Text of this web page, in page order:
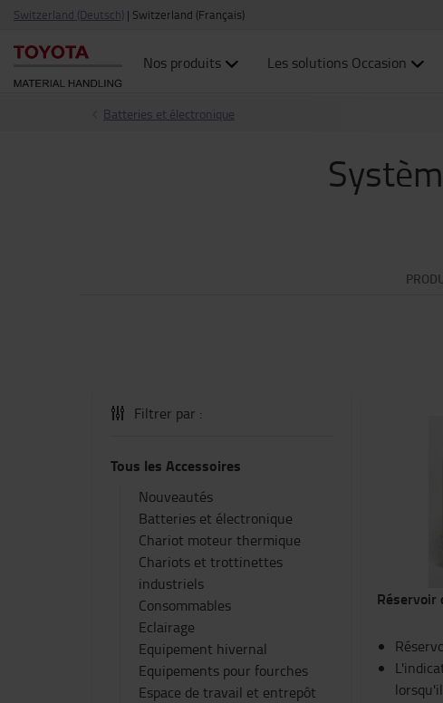
Switzerland (Deutsch) | Switzerland (Français)
Nos produits Les solutions Occasion
Batteries et électronique
Filtrer par :
Tous les Accessoires
Nouveautés
Batteries et électronique
Chariot moteur thermique
Chariots et trottinettes
industriels
Consommables
Eclairage
Equipement hivernal
Equipements pour fourches
Espace de travail et entrepôt
Réservoir